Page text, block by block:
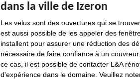
dans la ville de Izeron
Les velux sont des ouvertures qui se
est aussi possible de les appeler des
installent pour assurer une réduction des
nécessaire de faire confiance à un
ce cas, il est possible de contacter L&A
d'expérience dans le domaine. Veuillez